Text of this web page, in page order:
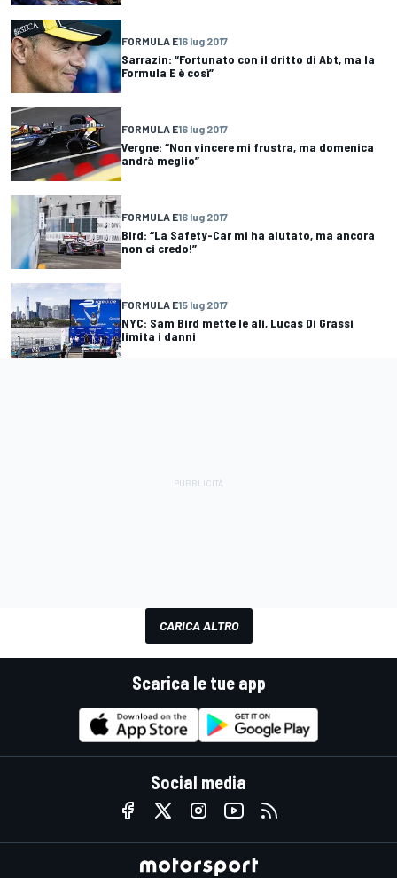
FORMULA E16 lug 2017
Sarrazin: “Fortunato con il dritto di Abt, ma la
Formula E è così”
FORMULA E16 lug 2017
Vergne: “Non vincere mi frustra, ma domenica
andrà meglio”
FORMULA E16 lug 2017
Bird: “La Safety-Car mi ha aiutato, ma ancora
non ci credo!”
FORMULA E15 lug 2017
NYC: Sam Bird mette le ali, Lucas Di Grassi
limita i danni
CARICA ALTRO
Scarica le tue app
Social media